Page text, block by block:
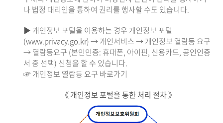
나 법정 대리인을 통하여 권리를 행사할 수도 있습니다.
▶ 개인정보 포털을 이용하는 경우 개인정보 포털
(www.privacy.go.kr) → 개인서비스 → 개인정보 열람등 요구
→ 열람등요구 (본인인증: 휴대폰, 아이핀, 신용카드, 공인인증
서 중 선택) 신청을 할 수 있습니다.
☞ 개인정보 열람등 요구 바로가기
《 개인정보 포털을 통한 처리 절차 》